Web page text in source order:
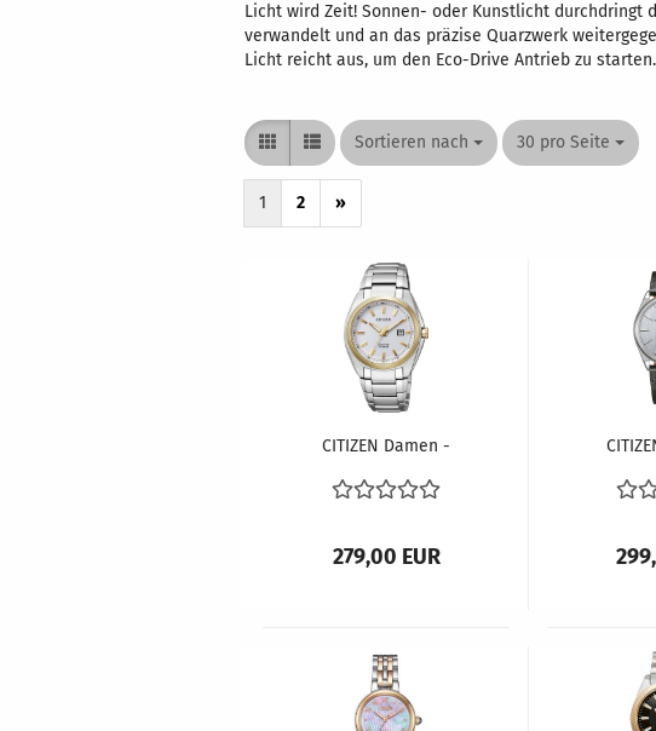
Licht wird Zeit! Sonnen- oder Kunstlicht
verwandelt und an das präzise Quarzwerk
Licht reicht aus, um den Eco-Drive Antrieb zu starten.
Sortieren nach
Sortieren nach 30 pro Seite
pro Seite
1 2 »
CITIZEN Damen -
DRIVE Super Titanium
279,00 EUR